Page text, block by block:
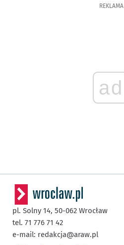
REKLAMA
ad
pl. Solny 14, 50-062 Wrocław
tel. 71 776 71 42
e-mail: redakcja@araw.pl